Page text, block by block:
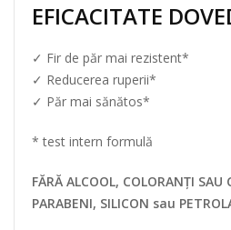
EFICACITATE
✓ Fir de păr mai rezistent*
✓ Reducerea ruperii*
✓ Păr mai sănătos*
* test intern formulă
FĂRĂ ALCOOL, COLORANȚI SAU
PARABENI, SILICON sau